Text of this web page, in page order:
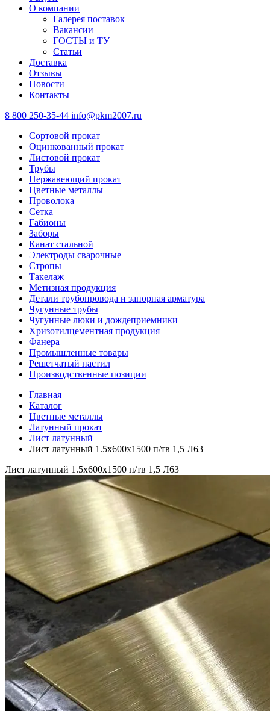
О компании
Галерея поставок
Вакансии
ГОСТЫ и ТУ
Статьи
Доставка
Отзывы
Новости
Контакты
8 800 250-35-44 info@pkm2007.ru
Сортовой прокат
Оцинкованный прокат
Листовой прокат
Трубы
Нержавеющий прокат
Цветные металлы
Проволока
Сетка
Габионы
Заборы
Канат стальной
Электроды сварочные
Стропы
Такелаж
Метизная продукция
Детали трубопровода и запорная арматура
Чугунные трубы
Чугунные люки и дождеприемники
Хризотилцементная продукция
Фанера
Промышленные товары
Решетчатый настил
Производственные позиции
Главная
Каталог
Цветные металлы
Латунный прокат
Лист латунный
Лист латунный 1.5х600х1500 п/тв 1,5 Л63
Лист латунный 1.5х600х1500 п/тв 1,5 Л63